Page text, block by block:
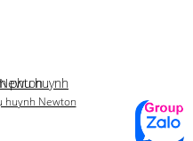
huynh Newton